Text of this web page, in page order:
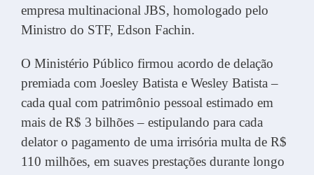
empresa multinacional JBS, homologado pelo
Ministro do STF, Edson Fachin.
O Ministério Público firmou acordo de delação
premiada com Joesley Batista e Wesley Batista –
cada qual com patrimônio pessoal estimado em
mais de R$ 3 bilhões – estipulando para cada
delator o pagamento de uma irrisória multa de R$
110 milhões, em suaves prestações durante longo